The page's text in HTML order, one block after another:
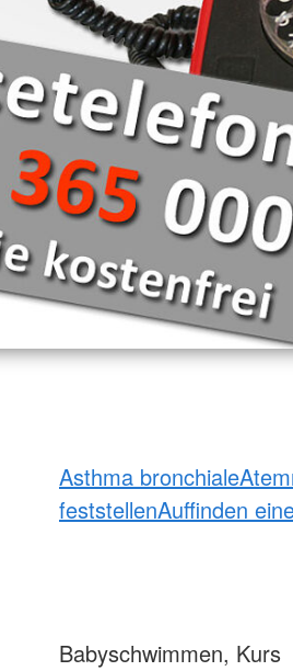
Asthma bronchiale
feststellenAuffinden
Babyschwimmen,